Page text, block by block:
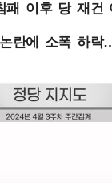
패 이후 당 재건
란에 소폭 하락